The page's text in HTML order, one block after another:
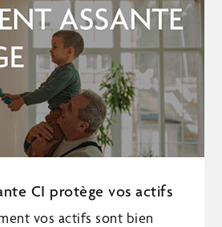
CI protège vos actifs
vos actifs sont bien